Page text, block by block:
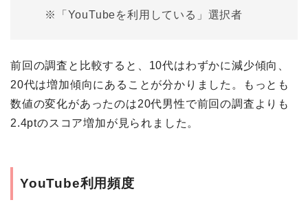
※「YouTubeを利用している」選択者
前回の調査と比較すると、10代はわずかに減少傾向、
20代は増加傾向にあることが分かりました。もっとも
数値の変化があったのは20代男性で前回の調査よりも
2.4ptのスコア増加が見られました。
YouTube利用頻度